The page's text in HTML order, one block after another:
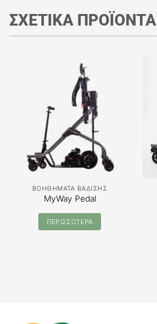
ΣΧΕΤΙΚΑ ΠΡΟΪΟΝΤΑ
ΒΟΗΘΗΜΑΤΑ ΒΑΔΙΣΗΣ
MyWay Pedal
ΠΕΡΙΣΣΟΤΕΡΑ